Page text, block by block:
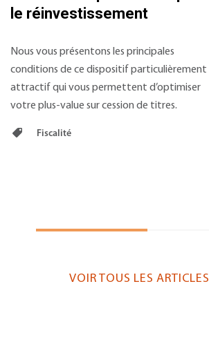
le réinvestissement
Nous vous présentons les principales
conditions de ce dispositif particulièrement
attractif qui vous permettent d’optimiser
votre plus-value sur cession de titres.
Fiscalité
VOIR TOUS LES ARTICLES